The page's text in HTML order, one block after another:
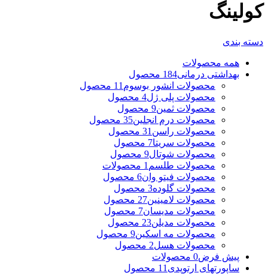
کولینگ
دسته بندی
همه محصولات
بهداشتی درمانی184 محصول
محصولات انشور بوسوم 11 محصول
محصولات پلی ژل4 محصول
محصولات ثمین9 محصول
محصولات درم انجلین35 محصول
محصولات راسن 31 محصول
محصولات سریتا7 محصول
محصولات شوتال9 محصول
محصولات طلسم 1 محصولات
محصولات فیتو وان6 محصول
محصولات گلوده3 محصول
محصولات لامینین27 محصول
محصولات مدیسان7 محصول
محصولات مدیلن23 محصول
محصولات مه اسکین9 محصول
محصولات هسل2 محصول
پیش فرض0 محصولات
ساپورتهای ارتوپدی 11 محصول